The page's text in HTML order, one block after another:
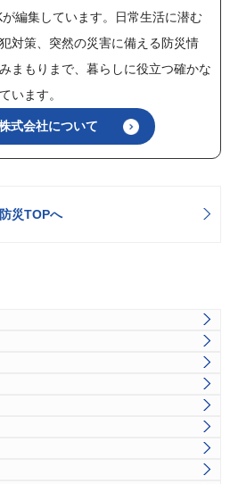
編集しています。日常生活に潜む
対策、突然の災害に備える防災情
まもりまで、暮らしに役立つ確かな
います。
式会社について
防災TOPへ